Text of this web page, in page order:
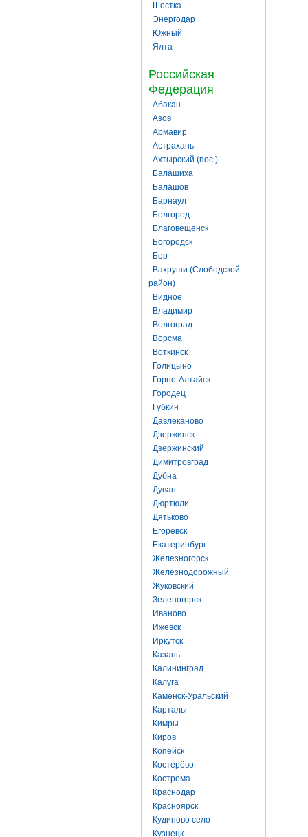
Шостка
Энергодар
Южный
Ялта
Российская
Федерация
Абакан
Азов
Армавир
Астрахань
Ахтырский (пос.)
Балашиха
Балашов
Барнаул
Белгород
Благовещенск
Богородск
Бор
Вахруши (Слободской
район)
Видное
Владимир
Волгоград
Ворсма
Воткинск
Голицыно
Горно-Алтайск
Городец
Губкин
Давлеканово
Дзержинск
Дзержинский
Димитровград
Дубна
Дуван
Дюртюли
Дятьково
Егоревск
Екатеринбург
Железногорск
Железнодорожный
Жуковский
Зеленогорск
Иваново
Ижевск
Иркутск
Казань
Калининград
Калуга
Каменск-Уральский
Карталы
Кимры
Киров
Копейск
Костерёво
Кострома
Краснодар
Красноярск
Кудиново село
Кузнецк